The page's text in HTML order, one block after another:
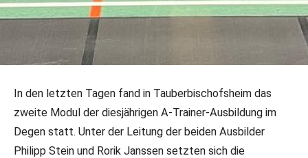
30.12.2024 LR/DFB-PR
A-Trainer-Ausbildung erfolgreich im
Gange
In den letzten Tagen fand in Tauberbischofsheim das
zweite Modul der diesjährigen A-Trainer-Ausbildung im
Degen statt. Unter der Leitung der beiden Ausbilder
Philipp Stein und Rorik Janssen setzten sich die